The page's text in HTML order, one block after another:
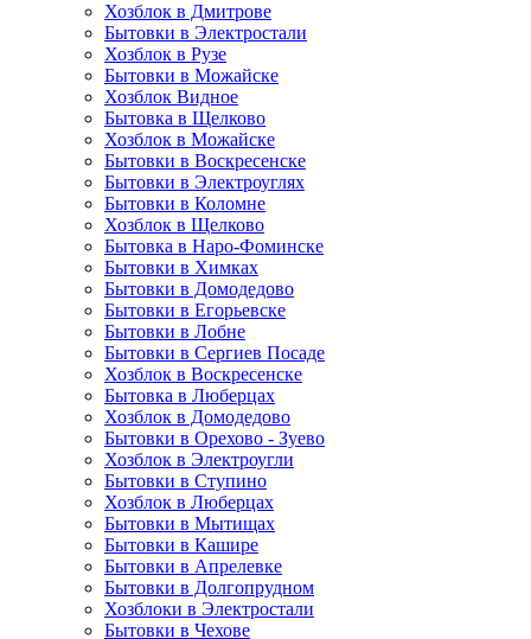
Хозблок в Дмитрове
Бытовки в Электростали
Хозблок в Рузе
Бытовки в Можайске
Хозблок Видное
Бытовкa в Щелково
Хозблок в Можайске
Бытовки в Воскресенске
Бытовки в Электроуглях
Бытовки в Коломне
Хозблок в Щелково
Бытовка в Наро-Фоминске
Бытовки в Химках
Бытовки в Домодедово
Бытовки в Егорьевске
Бытовки в Лобне
Бытовки в Сергиев Посаде
Хозблок в Воскресенске
Бытовка в Люберцах
Хозблок в Домодедово
Бытовки в Орехово - Зуево
Хозблок в Электроугли
Бытовки в Ступино
Хозблок в Люберцах
Бытовки в Мытищах
Бытовки в Кашире
Бытовки в Апрелевке
Бытовки в Долгопрудном
Хозблоки в Электростали
Бытовки в Чехове